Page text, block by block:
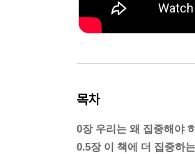
목차
0장 우리는 왜 집중해야
0.5장 이 책에 더 집중하